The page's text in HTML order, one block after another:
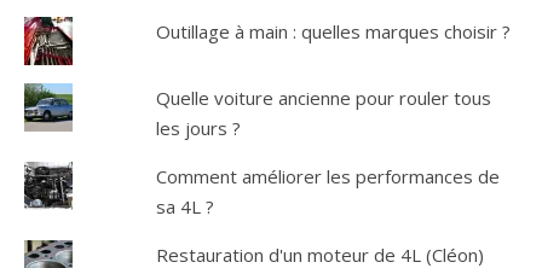
Outillage à main : quelles marques choisir ?
Quelle voiture ancienne pour rouler tous
les jours ?
Comment améliorer les performances de
sa 4L ?
Restauration d'un moteur de 4L (Cléon)